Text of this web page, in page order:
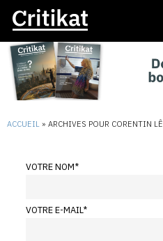
ACCUEIL » ARCHIVES POUR CORENTIN LÊ
VOTRE NOM*
VOTRE E-MAIL*